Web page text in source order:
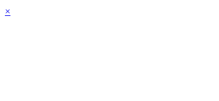
×